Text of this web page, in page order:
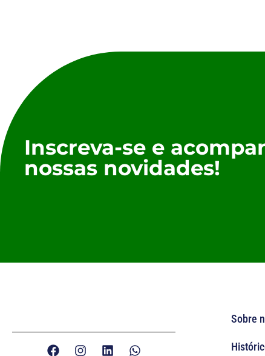
Inscreva-se e
nossas novidades!
Sobre